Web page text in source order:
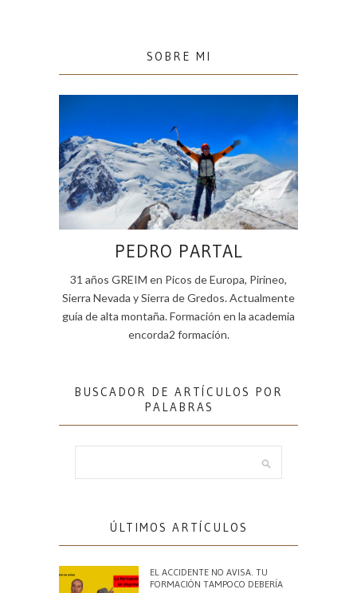
SOBRE MI
PEDRO PARTAL
31 años GREIM en Picos de Europa, Pirineo,
Sierra Nevada y Sierra de Gredos. Actualmente
guía de alta montaña. Formación en la academia
encorda2 formación.
BUSCADOR DE ARTÍCULOS POR
PALABRAS
ÚLTIMOS ARTÍCULOS
EL ACCIDENTE NO AVISA. TU
FORMACIÓN TAMPOCO DEBERÍA